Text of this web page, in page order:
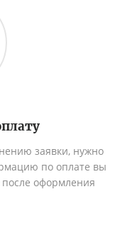
заявки, нужно
по оплате вы
после оформления